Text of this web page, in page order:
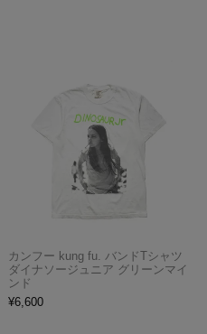
カンフー kung fu. バンドTシャツ
ダイナソージュニア グリーンマイ
ンド
¥6,600